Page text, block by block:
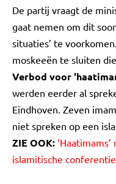
De partij vraagt de
gaat nemen om dit
situaties’ te
moskeeën te sluiten
Verbod voor
werden eerder al
Eindhoven. Zeven
niet spreken op een
ZIE OOK:
islamitische